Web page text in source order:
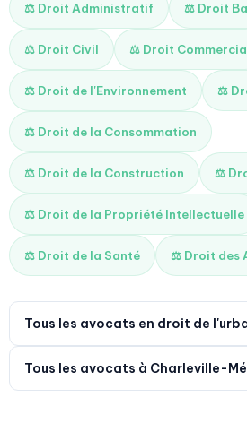
⚖️ Droit Administratif ⚖️ Droit
⚖️ Droit Civil ⚖️ Droit
⚖️ Droit de l'Environnement ⚖️
⚖️ Droit de la Consommation
⚖️ Droit de la Construction ⚖️
⚖️ Droit de la Propriété Intellectuelle
⚖️ Droit de la Santé ⚖️ Droit des
Tous les avocats en droit de
Tous les avocats à Charleville-